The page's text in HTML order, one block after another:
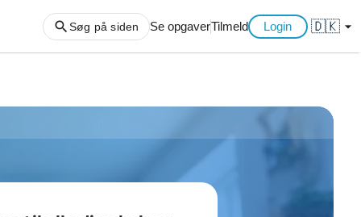
Søg på siden Se opgaverTilmeld Login 🇩🇰 arrow_drop_down